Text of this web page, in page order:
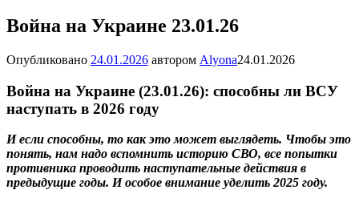
Война на Украине 23.01.26
Опубликовано 24.01.2026 автором Alyona24.01.2026
Война на Украине (23.01.26): способны ли ВСУ
наступать в 2026 году
И если способны, то как это может выглядеть. Чтобы это
понять, нам надо вспомнить историю СВО, все попытки
противника проводить наступательные действия в
предыдущие годы. И особое внимание уделить 2025 году.